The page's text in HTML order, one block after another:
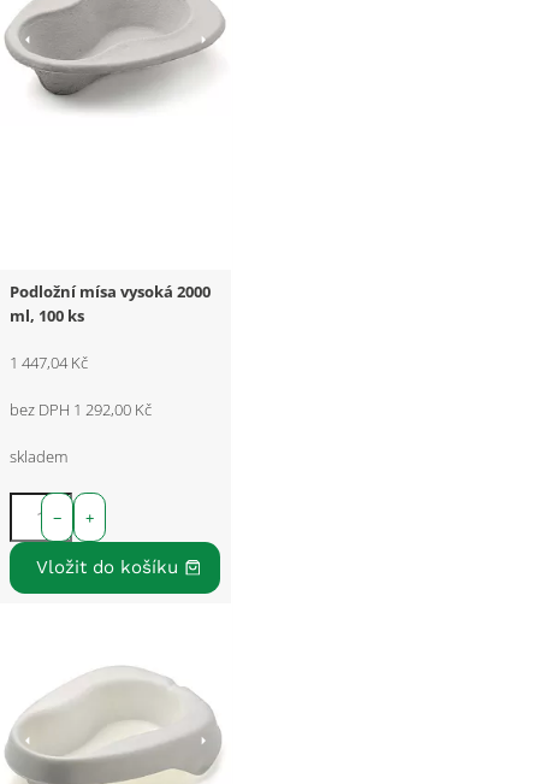
Podložní mísa vysoká 2000
ml, 100 ks
1 447,04 Kč
bez DPH 1 292,00 Kč
skladem
+
−